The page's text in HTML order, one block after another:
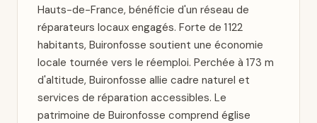
Hauts-de-France, bénéficie d'un réseau de
réparateurs locaux engagés. Forte de 1 122
habitants, Buironfosse soutient une économie
locale tournée vers le réemploi. Perchée à 173 m
d'altitude, Buironfosse allie cadre naturel et
services de réparation accessibles. Le
patrimoine de Buironfosse comprend église